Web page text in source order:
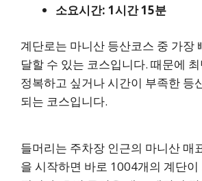
소요시간: 1시간 15분
계단로는 마니산 등산코스 중 가장
달할 수 있는 코스입니다. 때문에
정복하고 싶거나 시간이 부족한 등
되는 코스입니다.
들머리는 주차장 인근의 마니산 매
을 시작하면 바로 1004개의 계단